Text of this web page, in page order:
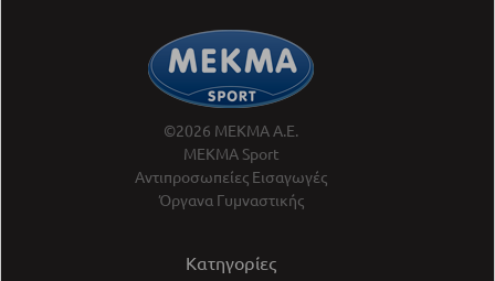
©2026 ΜΕΚΜΑ Α.Ε.
ΜΕΚΜΑ Sport
Αντιπροσωπείες Εισαγωγές
Όργανα Γυμναστικής
Κατηγορίες